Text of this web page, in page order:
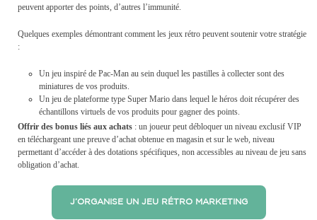
peuvent apporter des points, d’autres l’immunité.
Quelques exemples démontrant comment les jeux rétro peuvent soutenir votre stratégie
:
Un jeu inspiré de Pac-Man au sein duquel les pastilles à collecter sont des
miniatures de vos produits.
Un jeu de plateforme type Super Mario dans lequel le héros doit récupérer des
échantillons virtuels de vos produits pour gagner des points.
Offrir des bonus liés aux achats : un joueur peut débloquer un niveau exclusif VIP
en téléchargeant une preuve d’achat obtenue en magasin et sur le web, niveau
permettant d’accéder à des dotations spécifiques, non accessibles au niveau de jeu sans
obligation d’achat.
J’ORGANISE UN JEU RÉTRO MARKETING